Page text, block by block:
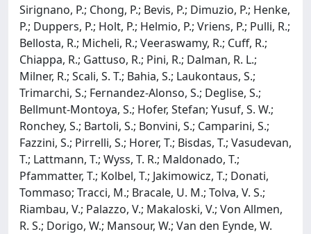
Sirignano, P.; Chong, P.; Bevis, P.; Dimuzio, P.; Henke,
P.; Duppers, P.; Holt, P.; Helmio, P.; Vriens, P.; Pulli, R.;
Bellosta, R.; Micheli, R.; Veeraswamy, R.; Cuff, R.;
Chiappa, R.; Gattuso, R.; Pini, R.; Dalman, R. L.;
Milner, R.; Scali, S. T.; Bahia, S.; Laukontaus, S.;
Trimarchi, S.; Fernandez-Alonso, S.; Deglise, S.;
Bellmunt-Montoya, S.; Hofer, Stefan; Yusuf, S. W.;
Ronchey, S.; Bartoli, S.; Bonvini, S.; Camparini, S.;
Fazzini, S.; Pirrelli, S.; Horer, T.; Bisdas, T.; Vasudevan,
T.; Lattmann, T.; Wyss, T. R.; Maldonado, T.;
Pfammatter, T.; Kolbel, T.; Jakimowicz, T.; Donati,
Tommaso; Tracci, M.; Bracale, U. M.; Tolva, V. S.;
Riambau, V.; Palazzo, V.; Makaloski, V.; Von Allmen,
R. S.; Dorigo, W.; Mansour, W.; Van den Eynde, W.